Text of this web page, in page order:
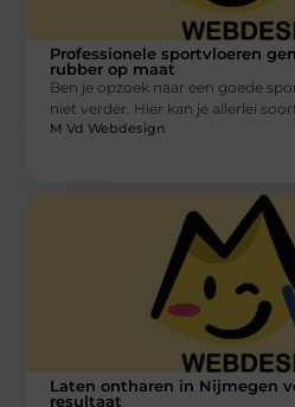
Professionele sportvloeren
rubber op maat
Ben je opzoek naar een goede
niet verder. Hier kan je allerlei
M Vd Webdesign
Laten ontharen in Nijmegen
resultaat